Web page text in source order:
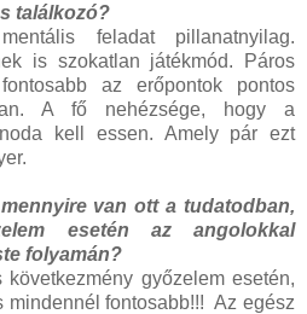
találkozó?
feladat pillanatnyilag.
is szokatlan játékmód. Páros
az erőpontok pontos
A fő nehézsége, hogy a
kell essen. Amely pár ezt
van ott a tudatodban,
esetén az angolokkal
folyamán?
győzelem esetén,
mindennél fontosabb!!! Az egész